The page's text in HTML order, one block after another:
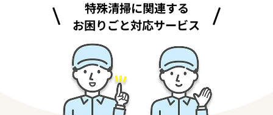
特殊清掃に関連する
お困りごと対応サービス